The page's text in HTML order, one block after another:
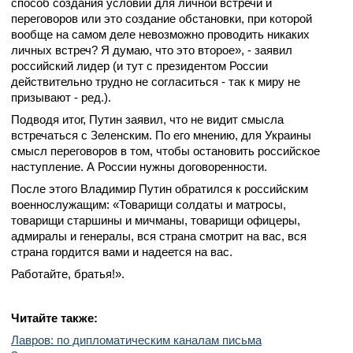
способ создания условий для личной встречи и
переговоров или это создание обстановки, при которой
вообще на самом деле невозможно проводить никаких
личных встреч? Я думаю, что это второе», - заявил
российский лидер (и тут с президентом России
действительно трудно не согласиться - так к миру не
призывают - ред.).
Подводя итог, Путин заявил, что не видит смысла
встречаться с Зеленским. По его мнению, для Украины
смысл переговоров в том, чтобы остановить российское
наступление. А России нужны договоренности.
После этого Владимир Путин обратился к российским
военнослужащим: «Товарищи солдаты и матросы,
товарищи старшины и мичманы, товарищи офицеры,
адмиралы и генералы, вся страна смотрит на вас, вся
страна гордится вами и надеется на вас.
Работайте, братья!».
Читайте также:
Лавров: по дипломатическим каналам письма